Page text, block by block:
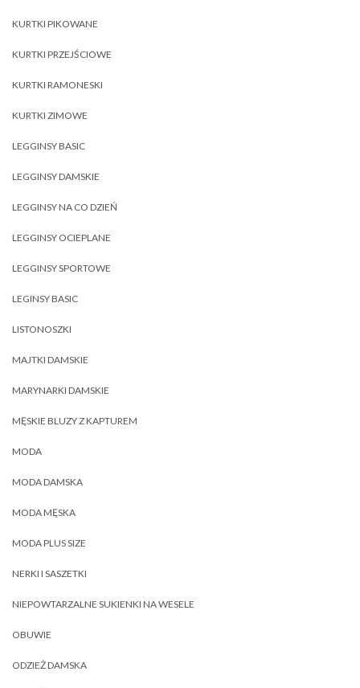
KURTKI PIKOWANE
KURTKI PRZEJŚCIOWE
KURTKI RAMONESKI
KURTKI ZIMOWE
LEGGINSY BASIC
LEGGINSY DAMSKIE
LEGGINSY NA CO DZIEŃ
LEGGINSY OCIEPLANE
LEGGINSY SPORTOWE
LEGINSY BASIC
LISTONOSZKI
MAJTKI DAMSKIE
MARYNARKI DAMSKIE
MĘSKIE BLUZY Z KAPTUREM
MODA
MODA DAMSKA
MODA MĘSKA
MODA PLUS SIZE
NERKI I SASZETKI
NIEPOWTARZALNE SUKIENKI NA WESELE
OBUWIE
ODZIEŻ DAMSKA